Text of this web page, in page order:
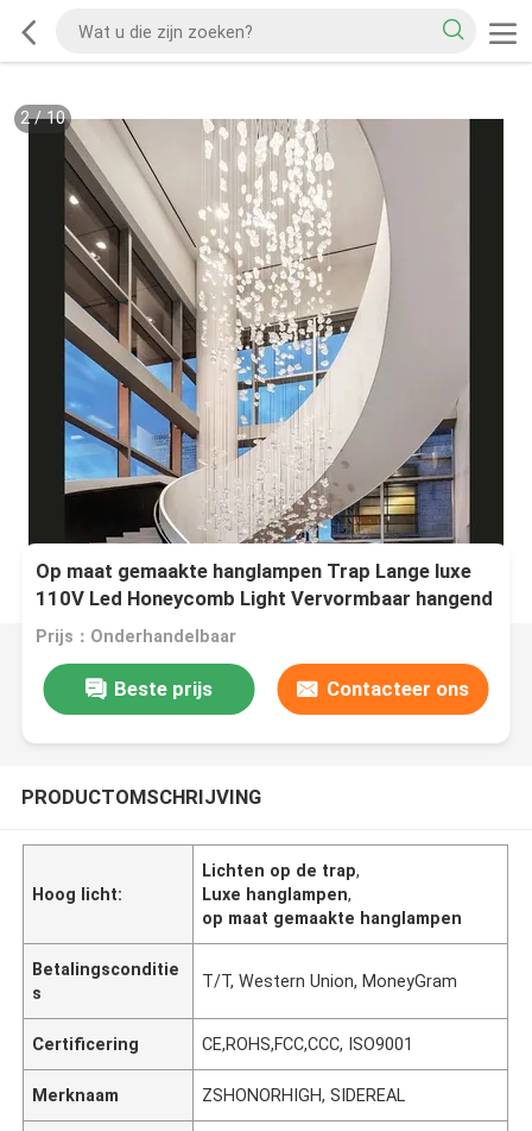
2/10
Op maat gemaakte hanglampen Trap Lange luxe
110V Led Honeycomb Light Vervormbaar hangend
modulair licht
Prijs：Onderhandelbaar
Beste prijs Contacteer ons
PRODUCTOMSCHRIJVING
Hoog licht:
Lichten op de trap,
Luxe hanglampen,
op maat gemaakte hanglampen
Betalingsconditie
s
T/T, Western Union, MoneyGram
Certificering CE,ROHS,FCC,CCC, ISO9001
Merknaam ZSHONORHIGH, SIDEREAL